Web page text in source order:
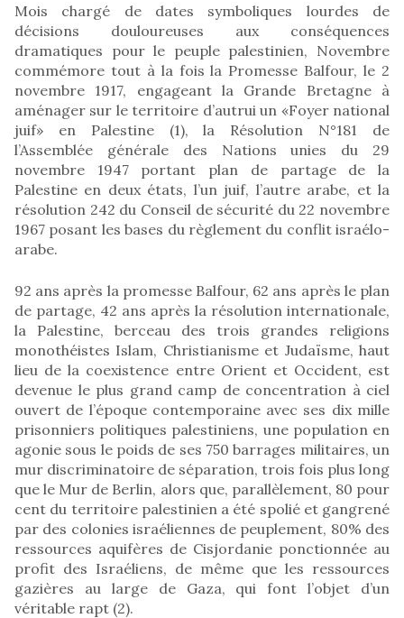
Mois chargé de dates symboliques lourdes de
décisions douloureuses aux conséquences
dramatiques pour le peuple palestinien, Novembre
commémore tout à la fois la Promesse Balfour, le 2
novembre 1917, engageant la Grande Bretagne à
aménager sur le territoire d’autrui un «Foyer national
juif» en Palestine (1), la Résolution N°181 de
l’Assemblée générale des Nations unies du 29
novembre 1947 portant plan de partage de la
Palestine en deux états, l’un juif, l’autre arabe, et la
résolution 242 du Conseil de sécurité du 22 novembre
1967 posant les bases du règlement du conflit israélo-
arabe.
92 ans après la promesse Balfour, 62 ans après le plan
de partage, 42 ans après la résolution internationale,
la Palestine, berceau des trois grandes religions
monothéistes Islam, Christianisme et Judaïsme, haut
lieu de la coexistence entre Orient et Occident, est
devenue le plus grand camp de concentration à ciel
ouvert de l’époque contemporaine avec ses dix mille
prisonniers politiques palestiniens, une population en
agonie sous le poids de ses 750 barrages militaires, un
mur discriminatoire de séparation, trois fois plus long
que le Mur de Berlin, alors que, parallèlement, 80 pour
cent du territoire palestinien a été spolié et gangrené
par des colonies israéliennes de peuplement, 80% des
ressources aquifères de Cisjordanie ponctionnée au
profit des Israéliens, de même que les ressources
gazières au large de Gaza, qui font l’objet d’un
véritable rapt (2).